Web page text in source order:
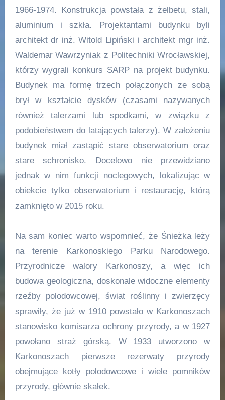
1966-1974. Konstrukcja powstała z żelbetu, stali,
aluminium i szkła. Projektantami budynku byli
architekt dr inż. Witold Lipiński i architekt mgr inż.
Waldemar Wawrzyniak z Politechniki Wrocławskiej,
którzy wygrali konkurs SARP na projekt budynku.
Budynek ma formę trzech połączonych ze sobą
brył w kształcie dysków (czasami nazywanych
również talerzami lub spodkami, w związku z
podobieństwem do latających talerzy). W założeniu
budynek miał zastąpić stare obserwatorium oraz
stare schronisko. Docelowo nie przewidziano
jednak w nim funkcji noclegowych, lokalizując w
obiekcie tylko obserwatorium i restaurację, którą
zamknięto w 2015 roku.
Na sam koniec warto wspomnieć, że Śnieżka leży
na terenie Karkonoskiego Parku Narodowego.
Przyrodnicze walory Karkonoszy, a więc ich
budowa geologiczna, doskonale widoczne elementy
rzeźby polodowcowej, świat roślinny i zwierzęcy
sprawiły, że już w 1910 powstało w Karkonoszach
stanowisko komisarza ochrony przyrody, a w 1927
powołano straż górską. W 1933 utworzono w
Karkonoszach pierwsze rezerwaty przyrody
obejmujące kotły polodowcowe i wiele pomników
przyrody, głównie skałek.